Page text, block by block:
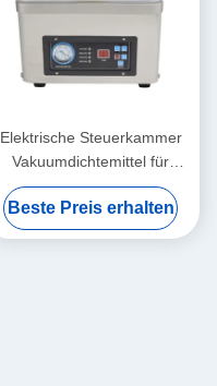
Elektrische Steuerkammer
Vakuumdichtemittel für
Haushalts- und
Gewerbeverpackungen
Beste Preis erhalten